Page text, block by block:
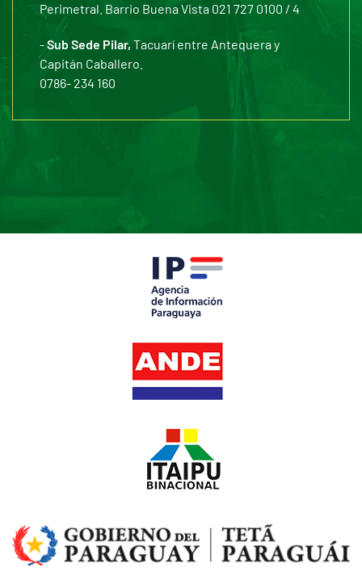
Perimetral. Barrio Buena Vista 021 727 0100 / 4
-Sub Sede Pilar, Tacuarí entre Antequera y
Capitán Caballero.
0786- 234 160